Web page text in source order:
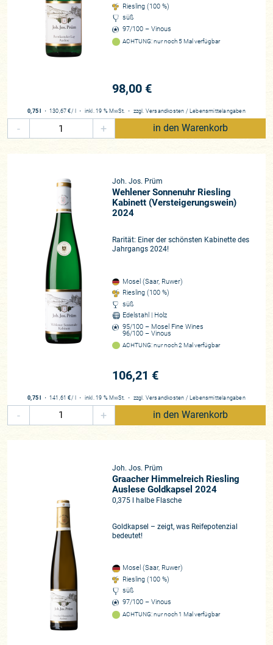
Riesling (100 %)
süß
97/100 – Vinous
ACHTUNG: nur noch 5 Mal verfügbar
98,00 €
0,75 l ・ 130,67 €/ l ・ inkl. 19 % MwSt. ・ zzgl. Versandkosten / Lebensmittelangaben
- + in den Warenkorb
Joh. Jos. Prüm
Wehlener Sonnenuhr Riesling
Kabinett (Versteigerungswein)
2024
Rarität: Einer der schönsten Kabinette des
Jahrgangs 2024!
Mosel (Saar, Ruwer)
Riesling (100 %)
süß
Edelstahl | Holz
95/100 – Mosel Fine Wines
96/100 – Vinous
ACHTUNG: nur noch 2 Mal verfügbar
106,21 €
0,75 l ・ 141,61 € / l ・ inkl. 19 % MwSt. ・ zzgl. Versandkosten / Lebensmittelangaben
- + in den Warenkorb
Joh. Jos. Prüm
Graacher Himmelreich Riesling
Auslese Goldkapsel 2024
0,375 l halbe Flasche
Goldkapsel – zeigt, was Reifepotenzial
bedeutet!
Mosel (Saar, Ruwer)
Riesling (100 %)
süß
97/100 – Vinous
ACHTUNG: nur noch 1 Mal verfügbar